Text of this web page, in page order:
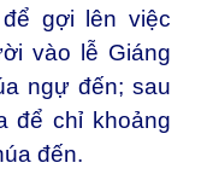
gợi lên việc
vào lễ Giáng
ngự đến; sau
để chỉ khoảng
đến.